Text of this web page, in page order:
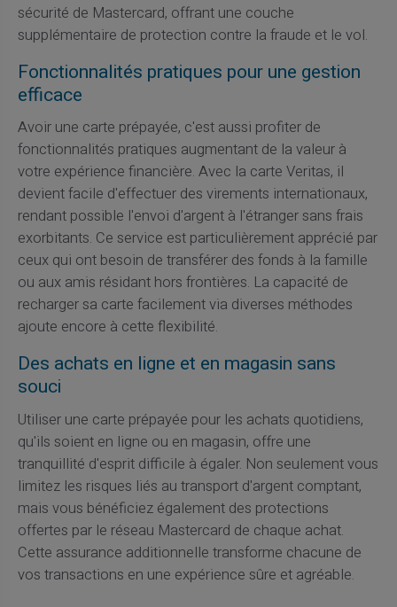
sécurité de Mastercard, offrant une couche
supplémentaire de protection contre la fraude et le vol.
Fonctionnalités pratiques pour une gestion
efficace
Avoir une carte prépayée, c'est aussi profiter de
fonctionnalités pratiques augmentant de la valeur à
votre expérience financière. Avec la carte Veritas, il
devient facile d'effectuer des virements internationaux,
rendant possible l'envoi d'argent à l'étranger sans frais
exorbitants. Ce service est particulièrement apprécié par
ceux qui ont besoin de transférer des fonds à la famille
ou aux amis résidant hors frontières. La capacité de
recharger sa carte facilement via diverses méthodes
ajoute encore à cette flexibilité.
Des achats en ligne et en magasin sans
souci
Utiliser une carte prépayée pour les achats quotidiens,
qu'ils soient en ligne ou en magasin, offre une
tranquillité d'esprit difficile à égaler. Non seulement vous
limitez les risques liés au transport d'argent comptant,
mais vous bénéficiez également des protections
offertes par le réseau Mastercard de chaque achat.
Cette assurance additionnelle transforme chacune de
vos transactions en une expérience sûre et agréable.